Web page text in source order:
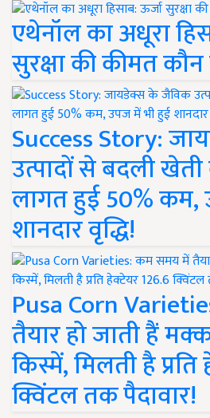
एथेनॉल का अधूरा
सुरक्षा की कीमत
Success Story:
उत्पादों से बदली खेती
लागत हुई 50% कम,
शानदार वृद्धि!
Pusa Corn
तैयार हो जाती हैं
किस्में, मिलती है
क्विंटल तक पैदावार!